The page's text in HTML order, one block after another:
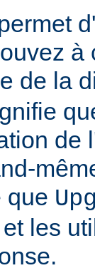
à
de la
de
que
les